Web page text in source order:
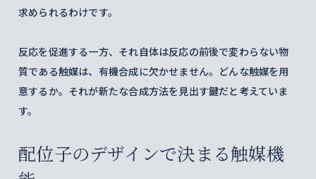
求められるわけです。
反応を促進する一方、それ自体は反応の前後で変わらない物
質である触媒は、有機合成に欠かせません。どんな触媒を用
意するか。それが新たな合成方法を見出す鍵だと考えていま
す。
配位子のデザインで決まる触媒機